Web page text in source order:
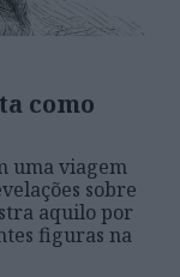
como
uma viagem
sobre
aquilo por
figuras na